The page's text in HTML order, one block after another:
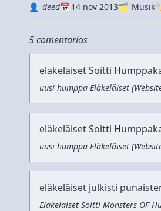
Autordeed
Datum 14 nov 2013
Kategorie Musik
5 comentarios
eläkeläiset Soitti
uusi humppa Eläkeläiset (
eläkeläiset Soitti
uusi humppa Eläkeläiset (
eläkeläiset julkisti
Eläkeläiset Soitti Monsters OF